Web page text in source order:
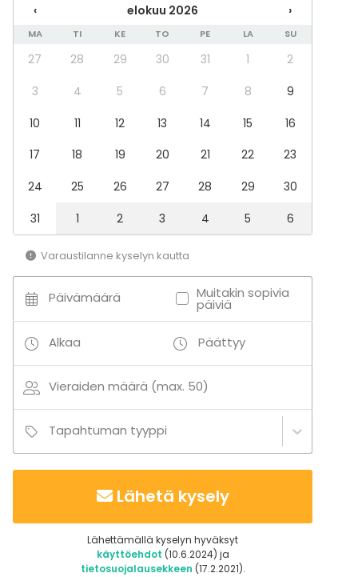
‹ elokuu 2026 ›
MA TI KE TO PE LA SU
27 28 29 30 31 1
2
3
4 5 6 7 8
9
10
11 12 13 14 15
16
17
18 19 20 21 22
23
24
25 26 27 28 29
30
31
1 2 3 4 5 6
Varaustilanne kyselyn kautta
Päivämäärä Muitakin sopivia
päiviä
Alkaa Päättyy
Vieraiden määrä (max. 50)
Tapahtuman tyyppi
Lähetä kysely
Lähettämällä kyselyn hyväksyt
käyttöehdot (10.6.2024) ja
tietosuojalausekkeen (17.2.2021).